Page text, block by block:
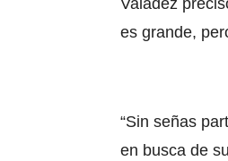
Valadez
es grande,
“Sin señas
en busca de